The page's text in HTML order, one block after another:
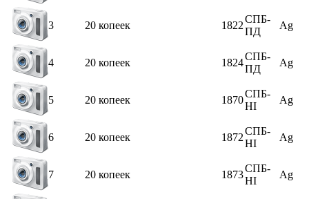
3 20 копеек 1822
СПБ-
ПД
Ag
4 20 копеек 1824
СПБ-
ПД
Ag
5 20 копеек 1870
СПБ-
HI
Ag
6 20 копеек 1872
СПБ-
HI
Ag
7 20 копеек 1873
СПБ-
HI
Ag